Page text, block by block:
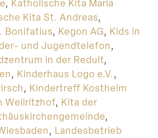
, Katholische Kita Maria
Kita St. Andreas,
Bonifatius, Kegon AG, Kids in
und Jugendtelefon,
in der Reduit,
, Kinderhaus Logo e.V.,
, Kindertreff Kostheim
Wellritzhof, Kita der
,
, Landesbetrieb